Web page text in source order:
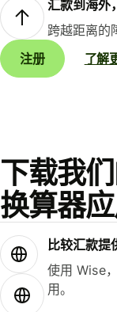
汇款到海外
跨越距离的
注册
了解
下载我
换算器
比较汇款提
使用 Wise
用。